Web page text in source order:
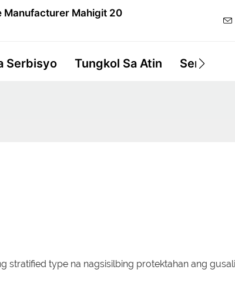
Manufacturer Mahigit 20
Serbisyo Tungkol Sa Atin Sentro
stratified type na nagsisilbing protektahan ang gusali